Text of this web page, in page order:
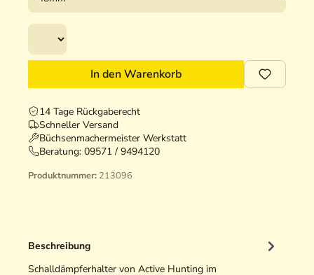
In den Warenkorb
14 Tage Rückgaberecht
Schneller Versand
Büchsenmachermeister Werkstatt
Beratung: 09571 / 9494120
Produktnummer: 213096
Beschreibung
Schalldämpferhalter von Active Hunting im